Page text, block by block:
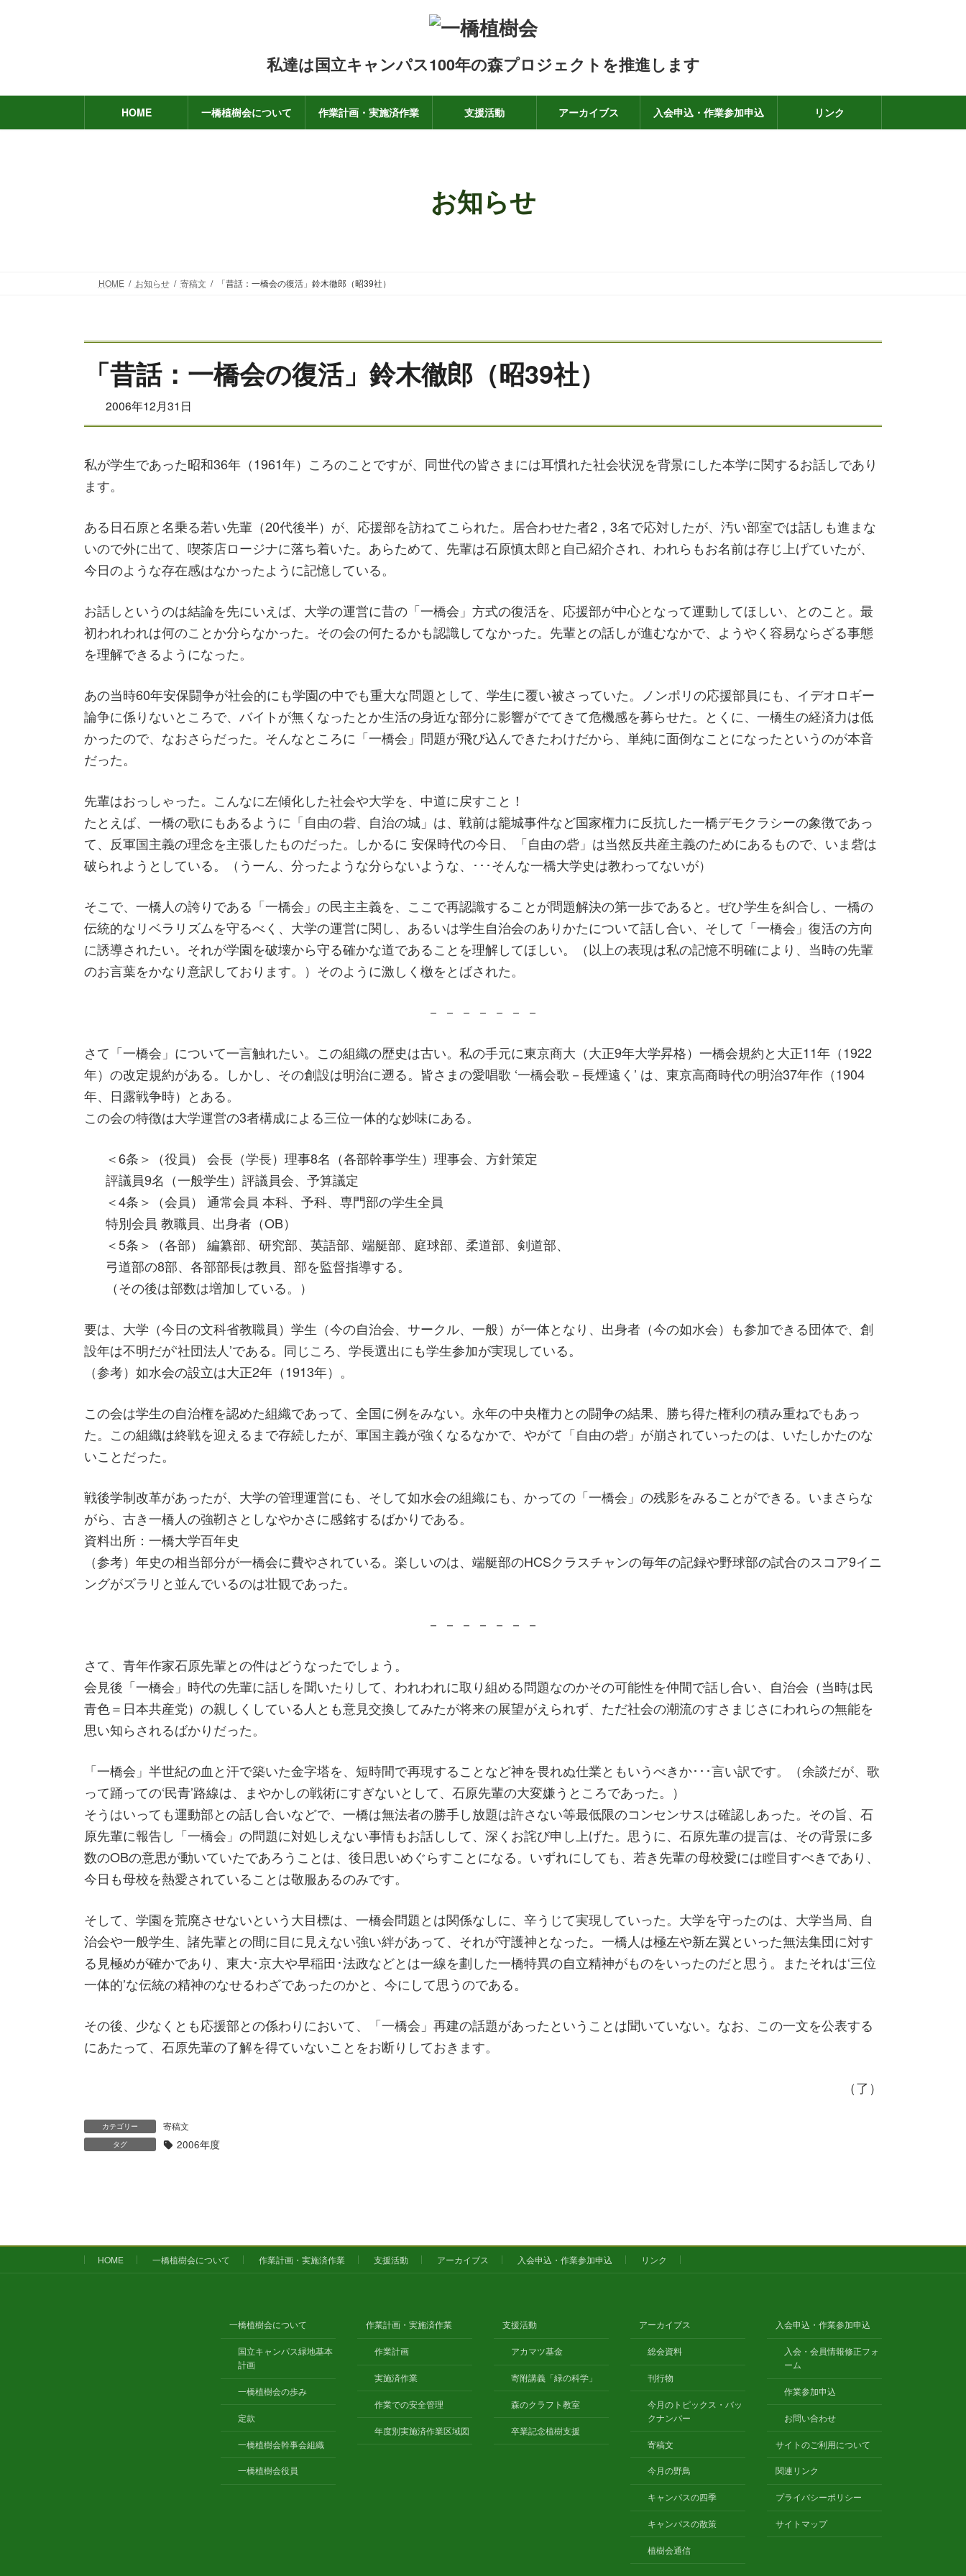
ス
ン
私達は国立キャンパス100年の森プロジェクトを推進します
HOME 一橋植樹会について 作業計画・実施済作業 支援活動 アーカイブス 入会申込・作業参加申込 リンク
お知らせ
HOME お知らせ 寄稿文 「昔話：一橋会の復活」鈴木徹郎（昭39社）
「昔話：一橋会の復活」鈴木徹郎（昭39社）
2006年12月31日
私が学生であった昭和36年（1961年）ころのことですが、同世代の皆さまには耳慣れた社会状況を背景にした本学に関するお話しであり
ます。
ある日石原と名乗る若い先輩（20代後半）が、応援部を訪ねてこられた。居合わせた者2，3名で応対したが、汚い部室では話しも進まな
いので外に出て、喫茶店ロージナに落ち着いた。あらためて、先輩は石原慎太郎と自己紹介され、われらもお名前は存じ上げていたが、
今日のような存在感はなかったように記憶している。
お話しというのは結論を先にいえば、大学の運営に昔の「一橋会」方式の復活を、応援部が中心となって運動してほしい、とのこと。最
初われわれは何のことか分らなかった。その会の何たるかも認識してなかった。先輩との話しが進むなかで、ようやく容易ならざる事態
を理解できるようになった。
あの当時60年安保闘争が社会的にも学園の中でも重大な問題として、学生に覆い被さっていた。ノンポリの応援部員にも、イデオロギー
論争に係りないところで、バイトが無くなったとか生活の身近な部分に影響がでてきて危機感を募らせた。とくに、一橋生の経済力は低
かったので、なおさらだった。そんなところに「一橋会」問題が飛び込んできたわけだから、単純に面倒なことになったというのが本音
だった。
先輩はおっしゃった。こんなに左傾化した社会や大学を、中道に戻すこと！
たとえば、一橋の歌にもあるように「自由の砦、自治の城」は、戦前は籠城事件など国家権力に反抗した一橋デモクラシーの象徴であっ
て、反軍国主義の理念を主張したものだった。しかるに 安保時代の今日、「自由の砦」は当然反共産主義のためにあるもので、いま砦は
破られようとしている。（うーん、分ったような分らないような、･･･そんな一橋大学史は教わってないが）
そこで、一橋人の誇りである「一橋会」の民主主義を、ここで再認識することが問題解決の第一歩であると。ぜひ学生を糾合し、一橋の
伝統的なリベラリズムを守るべく、大学の運営に関し、あるいは学生自治会のありかたについて話し合い、そして「一橋会」復活の方向
に誘導されたい。それが学園を破壊から守る確かな道であることを理解してほしい。（以上の表現は私の記憶不明確により、当時の先輩
のお言葉をかなり意訳しております。）そのように激しく檄をとばされた。
－ － － － － － －
さて「一橋会」について一言触れたい。この組織の歴史は古い。私の手元に東京商大（大正9年大学昇格）一橋会規約と大正11年（1922
年）の改定規約がある。しかし、その創設は明治に遡る。皆さまの愛唱歌 ‘一橋会歌－長煙遠く’ は、東京高商時代の明治37年作（1904
年、日露戦争時）とある。
この会の特徴は大学運営の3者構成による三位一体的な妙味にある。
＜6条＞（役員） 会長（学長）理事8名（各部幹事学生）理事会、方針策定
評議員9名（一般学生）評議員会、予算議定
＜4条＞（会員） 通常会員 本科、予科、専門部の学生全員
特別会員 教職員、出身者（OB）
＜5条＞（各部） 編纂部、研究部、英語部、端艇部、庭球部、柔道部、剣道部、
弓道部の8部、各部部長は教員、部を監督指導する。
（その後は部数は増加している。）
要は、大学（今日の文科省教職員）学生（今の自治会、サークル、一般）が一体となり、出身者（今の如水会）も参加できる団体で、創
設年は不明だが‘社団法人’である。同じころ、学長選出にも学生参加が実現している。
（参考）如水会の設立は大正2年（1913年）。
この会は学生の自治権を認めた組織であって、全国に例をみない。永年の中央権力との闘争の結果、勝ち得た権利の積み重ねでもあっ
た。この組織は終戦を迎えるまで存続したが、軍国主義が強くなるなかで、やがて「自由の砦」が崩されていったのは、いたしかたのな
いことだった。
戦後学制改革があったが、大学の管理運営にも、そして如水会の組織にも、かっての「一橋会」の残影をみることができる。いまさらな
がら、古き一橋人の強靭さとしなやかさに感銘するばかりである。
資料出所：一橋大学百年史
（参考）年史の相当部分が一橋会に費やされている。楽しいのは、端艇部のHCSクラスチャンの毎年の記録や野球部の試合のスコア9イニ
ングがズラリと並んでいるのは壮観であった。
－ － － － － － －
さて、青年作家石原先輩との件はどうなったでしょう。
会見後「一橋会」時代の先輩に話しを聞いたりして、われわれに取り組める問題なのかその可能性を仲間で話し合い、自治会（当時は民
青色＝日本共産党）の親しくしている人とも意見交換してみたが将来の展望がえられず、ただ社会の潮流のすさまじさにわれらの無能を
思い知らされるばかりだった。
「一橋会」半世紀の血と汗で築いた金字塔を、短時間で再現することなど神を畏れぬ仕業ともいうべきか･･･言い訳です。（余談だが、歌
って踊っての‘民青’路線は、まやかしの戦術にすぎないとして、石原先輩の大変嫌うところであった。）
そうはいっても運動部との話し合いなどで、一橋は無法者の勝手し放題は許さない等最低限のコンセンサスは確認しあった。その旨、石
原先輩に報告し「一橋会」の問題に対処しえない事情もお話しして、深くお詫び申し上げた。思うに、石原先輩の提言は、その背景に多
数のOBの意思が動いていたであろうことは、後日思いめぐらすことになる。いずれにしても、若き先輩の母校愛には瞠目すべきであり、
今日も母校を熱愛されていることは敬服あるのみです。
そして、学園を荒廃させないという大目標は、一橋会問題とは関係なしに、辛うじて実現していった。大学を守ったのは、大学当局、自
治会や一般学生、諸先輩との間に目に見えない強い絆があって、それが守護神となった。一橋人は極左や新左翼といった無法集団に対す
る見極めが確かであり、東大･京大や早稲田･法政などとは一線を劃した一橋特異の自立精神がものをいったのだと思う。またそれは‘三位
一体的’な伝統の精神のなせるわざであったのかと、今にして思うのである。
その後、少なくとも応援部との係わりにおいて、「一橋会」再建の話題があったということは聞いていない。なお、この一文を公表する
にあたって、石原先輩の了解を得ていないことをお断りしておきます。
（了）
カテゴリー 寄稿文
タグ 2006年度
HOME 一橋植樹会について 作業計画・実施済作業 支援活動 アーカイブス 入会申込・作業参加申込 リンク
一橋植樹会について
国立キャンパス緑地基本
計画
一橋植樹会の歩み
定款
一橋植樹会幹事会組織
一橋植樹会役員
作業計画・実施済作業
作業計画
実施済作業
作業での安全管理
年度別実施済作業区域図
支援活動
アカマツ基金
寄附講義「緑の科学」
森のクラフト教室
卒業記念植樹支援
アーカイブス
総会資料
刊行物
今月のトピックス・バッ
クナンバー
寄稿文
今月の野鳥
キャンパスの四季
キャンパスの散策
植樹会通信
入会申込・作業参加申込
入会・会員情報修正フォ
ーム
作業参加申込
お問い合わせ
サイトのご利用について
関連リンク
プライバシーポリシー
サイトマップ